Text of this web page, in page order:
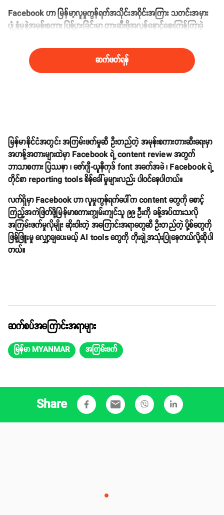
Facebook ဟာ မြန်မာ့လူမှုကွန်ရက်အသိုင်းအဝိုင်းအကြား သတင်းအမှား
ပျံ့နှံ့မှုနဲ့အမုန်းစကား ပြန့်ပွားခြင်းမှာ တားဆီးဖို့အလွန်နှောင့်နှေးကြန့်ကြာခဲ့
ဆက်ဖတ်ရန်
မြန်မာနိုင်ငံအတွင်း အကြမ်းဖက်မှုဆီ ဦးတည်တဲ့ အမုန်းစကားတားဆီးရေးမှာ
အဟန့်အတားများထဲမှာ Facebook ရဲ့ content review အတွက်
ဘာသာစကား ပြဿနာ ၊ ဇော်ဂျီ-ယူနီကုဒ် font အခက်အခဲ ၊ Facebook ရဲ့
တိုင်စာ reporting tools စိန်ခေါ်မှုများလည်း ပါဝင်နေပါတယ်။
လက်ရှိမှာ Facebook ဟာ လူမှုကွန်ရက်ပေါ်က content တွေကို စောင့်
ကြည့်အကဲဖြတ်ဖို့မြန်မာစကားကျွမ်းကျင်သူ ၉၉ ဦးကို ခန့်အပ်ထားသလို
အကြမ်းဖက်မှုလိုမျိုး ဆိုးဝါးတဲ့ အကြောင်းအရာတွေဆီ ဦးတည်တဲ့ ပို့စ်တွေကို
ဖြန့်ဖြူးမှု လျှော့ချပေးမယ့် AI tools တွေကို တိုးချဲ့အသုံးပြုနေတယ်လို့ဆိုပါ
တယ်။
ဆက်စပ်အကြောင်းအရာများ
မြန်မာ MYANMAR အကြမ်းဖက်
Share email